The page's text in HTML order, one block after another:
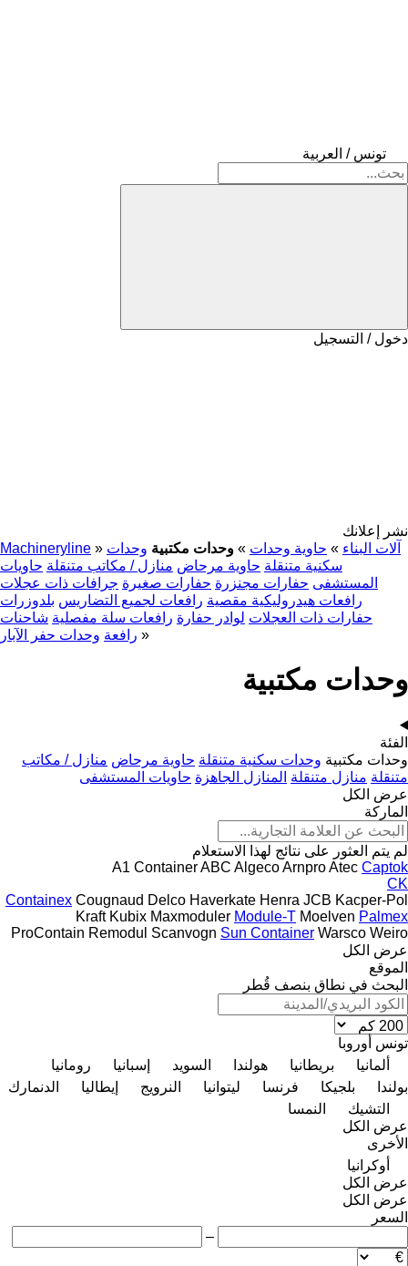
تونس / العربية
دخول / التسجيل
نشر إعلانك
Machineryline » آلات البناء » حاوية وحدات » وحدات مكتبية وحدات
سكنية متنقلة حاوية مرحاض منازل / مكاتب متنقلة حاويات
المستشفى حفارات مجنزرة حفارات صغيرة جرافات ذات عجلات
رافعات هيدروليكية مقصية رافعات لجميع التضاريس بلدوزرات
حفارات ذات العجلات لوادر حفارة رافعات سلة مفصلية شاحنات
رافعة وحدات حفر الآبار »
وحدات مكتبية
الفئة
وحدات مكتبية وحدات سكنية متنقلة حاوية مرحاض منازل / مكاتب
متنقلة منازل متنقلة المنازل الجاهزة حاويات المستشفى
عرض الكل
الماركة
لم يتم العثور على نتائج لهذا الاستعلام
A1 ContainerABC AlgecoArnproAtec Captok
CK
Containex Cougnaud Delco Haverkate Henra JCB Kacper-Pol
Kraft Kubix Maxmoduler Module-T Moelven Palmex
ProContain Remodul Scanvogn Sun Container Warsco Weiro
عرض الكل
الموقع
البحث في نطاق بنصف قُطر
تونس أوروبا
ألمانيا
بريطانيا هولندا السويد إسبانيا
رومانيا
بولندا
بلجيكا فرنسا ليتوانيا النرويج إيطاليا
الدنمارك
التشيك
النمسا
عرض الكل
الأخرى
أوكرانيا
عرض الكل
عرض الكل
السعر
–